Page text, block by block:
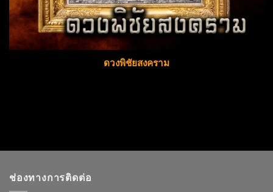
ดวงพิชัยสงคราม
ช่องทางการติดต่อ